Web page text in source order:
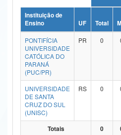
Ministério da Ciência, Tecnologia, Inovações
Ministério do Meio Ambiente
Ministério do Turismo
Ministério do Desenvolvimento Regional
Controladoria-Geral da União
Ministério da Mulher, da Família e dos Direitos
Instituição de
Ensino
UF Total
PONTIFÍCIA
UNIVERSIDADE
CATÓLICA DO
PARANÁ
(PUC/PR)
PR 0
UNIVERSIDADE
DE SANTA
CRUZ DO SUL
(UNISC)
RS 0
Totais 0